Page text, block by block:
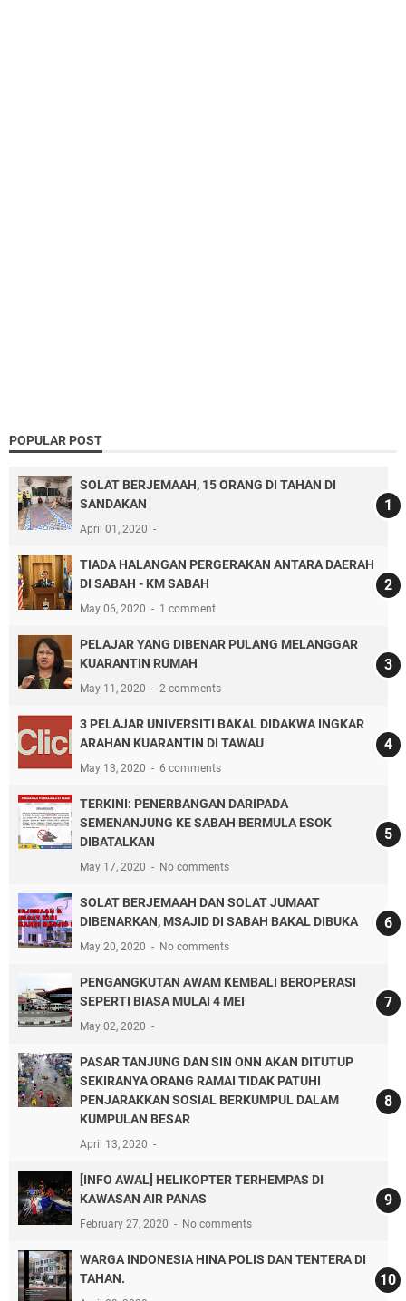
POPULAR POST
SOLAT BERJEMAAH, 15 ORANG DI TAHAN DI
SANDAKAN
April 01, 2020
TIADA HALANGAN PERGERAKAN ANTARA DAERAH
DI SABAH - KM SABAH
May 06, 2020 1 comment
PELAJAR YANG DIBENAR PULANG MELANGGAR
KUARANTIN RUMAH
May 11, 2020 2 comments
3 PELAJAR UNIVERSITI BAKAL DIDAKWA INGKAR
ARAHAN KUARANTIN DI TAWAU
May 13, 2020 6 comments
TERKINI: PENERBANGAN DARIPADA
SEMENANJUNG KE SABAH BERMULA ESOK
DIBATALKAN
May 17, 2020 No comments
SOLAT BERJEMAAH DAN SOLAT JUMAAT
DIBENARKAN, MSAJID DI SABAH BAKAL DIBUKA
May 20, 2020 No comments
PENGANGKUTAN AWAM KEMBALI BEROPERASI
SEPERTI BIASA MULAI 4 MEI
May 02, 2020
PASAR TANJUNG DAN SIN ONN AKAN DITUTUP
SEKIRANYA ORANG RAMAI TIDAK PATUHI
PENJARAKKAN SOSIAL BERKUMPUL DALAM
KUMPULAN BESAR
April 13, 2020
[INFO AWAL] HELIKOPTER TERHEMPAS DI
KAWASAN AIR PANAS
February 27, 2020 No comments
WARGA INDONESIA HINA POLIS DAN TENTERA DI
TAHAN.